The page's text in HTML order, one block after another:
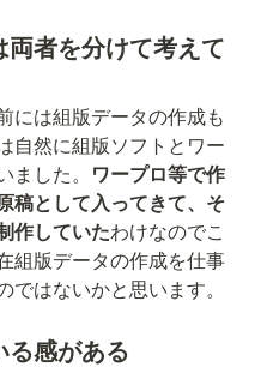
者を分けて考えて
には組版データの作成も
自然に組版ソフトとワー
した。 ワープロ等で作
稿として入ってきて、そ
作していたわけなのでこ
組版データの作成を仕事
はないかと思います。
感がある